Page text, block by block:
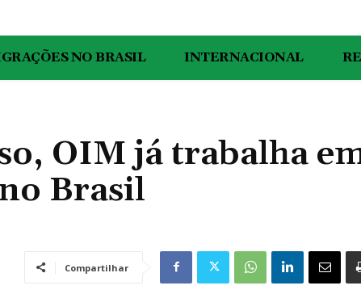
NO BRASIL INTERNACIONAL
OIM já trabalha
Brasil
Compartilhar